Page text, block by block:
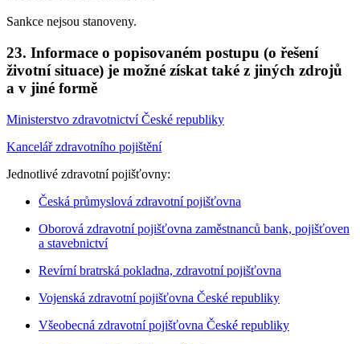
Sankce nejsou stanoveny.
23. Informace o popisovaném postupu (o řešení
životní situace) je možné získat také z jiných zdrojů
a v jiné formě
Ministerstvo zdravotnictví České republiky
Kancelář zdravotního pojištění
Jednotlivé zdravotní pojišťovny:
Česká průmyslová zdravotní pojišťovna
Oborová zdravotní pojišťovna zaměstnanců bank, pojišťoven
a stavebnictví
Revírní bratrská pokladna, zdravotní pojišťovna
Vojenská zdravotní pojišťovna České republiky
Všeobecná zdravotní pojišťovna České republiky